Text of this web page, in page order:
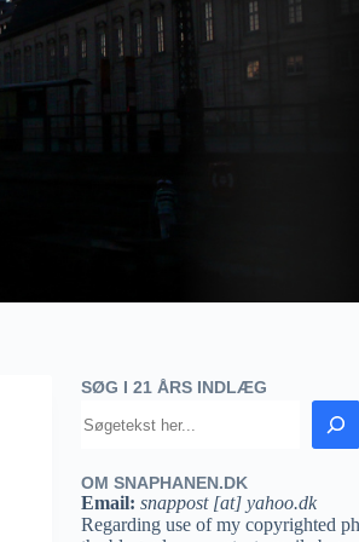
SØG I 21 ÅRS INDLÆG
OM SNAPHANEN.DK
Email: snappost [at] yahoo.dk
Regarding use of my copyrighted